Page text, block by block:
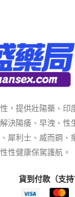
，提供壯陽藥、
決陽痿、早洩、
犀利士、威而鋼
性健康保駕護航。
貨到付款（支持